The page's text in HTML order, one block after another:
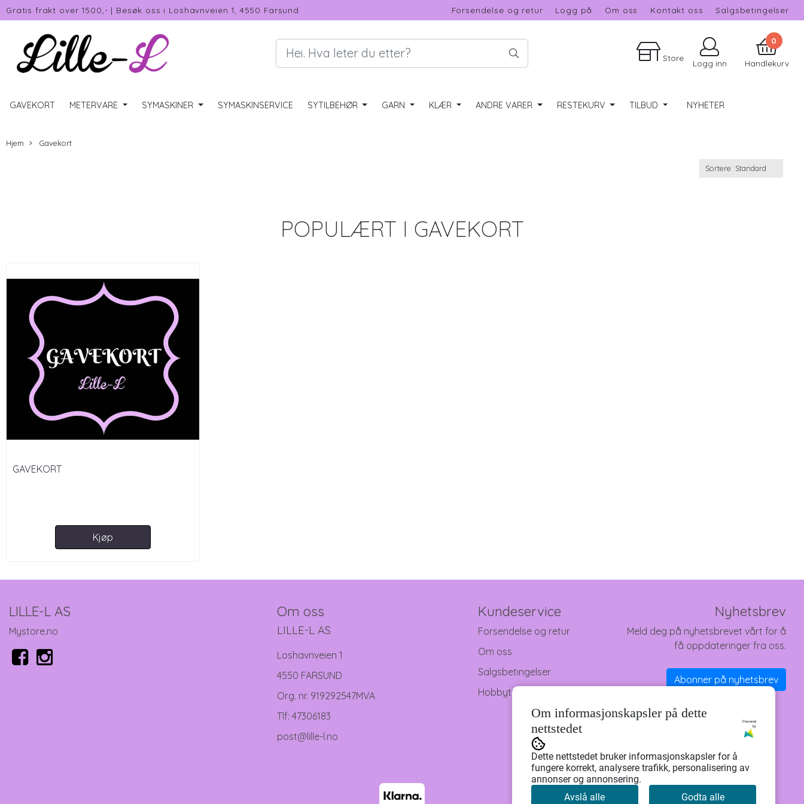
Gratis frakt over 1500,- | Besøk oss i Loshavnveien 1, 4550 Farsund Forsendelse og retur Logg på Om oss Kontakt oss Salgsbetingelser
Store
Logg inn
0
Handlekurv
GAVEKORT METERVARE SYMASKINER SYMASKINSERVICE SYTILBEHØR GARN KLÆR ANDRE VARER RESTEKURV TILBUD NYHETER
Hjem Gavekort
POPULÆRT I GAVEKORT
GAVEKORT
Kjøp
LILLE-L AS
Mystore.no
Om oss
LILLE-L AS
Loshavnveien 1
4550 FARSUND
Org. nr. 919292547MVA
Tlf: 47306183
post@lille-l.no
Kundeservice
Forsendelse og retur
Om oss
Salgsbetingelser
Hobbytreff
Nyhetsbrev
Meld deg på nyhetsbrevet vårt for å
få oppdateringer fra oss.
Abonner på nyhetsbrev
Om informasjonskapsler på dette
nettstedet
Powered
by
Dette nettstedet bruker informasjonskapsler for å
fungere korrekt, analysere trafikk, personalisering av
annonser og annonsering.
Avslå alle
Godta alle